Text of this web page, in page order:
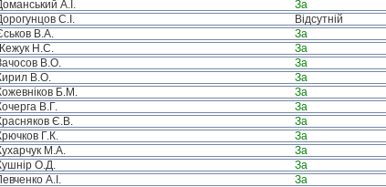
А.І.
За
С.І.
Відсутній
В.А.
За
Н.С.
За
В.О.
За
В.О.
За
Б.М.
За
В.Г.
За
Є.В.
За
Г.К.
За
М.А.
За
О.Д.
За
А.І.
За